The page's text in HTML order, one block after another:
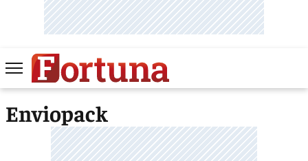
Enviopack